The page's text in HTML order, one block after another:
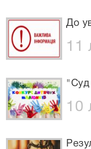
До
11
"Суд
10